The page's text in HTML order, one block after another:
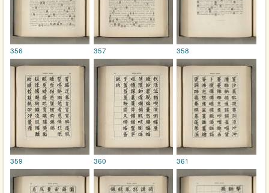
356 357 358
359 360 361